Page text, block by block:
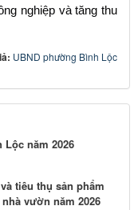
nghiệp và tăng thu
UBND phường Bình Lộc
năm 2026
tiêu thụ sản phẩm
vườn năm 2026